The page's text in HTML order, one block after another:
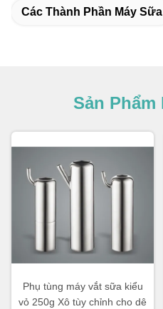
Các Thành Phần Máy Sữa
Sản Phẩm
Phụ tùng máy vắt sữa kiểu
vỏ 250g Xô tùy chỉnh cho dê